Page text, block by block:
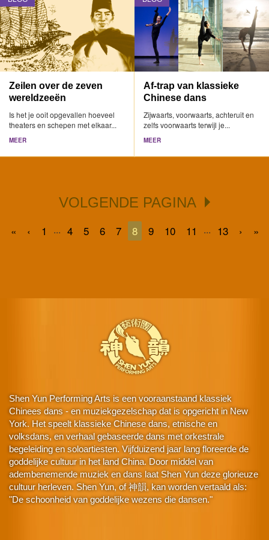
Zeilen over de zeven
wereldzeeën
Is het je ooit opgevallen hoeveel
theaters en schepen met elkaar...
MEER
Af-trap van klassieke
Chinese dans
Zijwaarts, voorwaarts, achteruit en
zelfs voorwaarts terwijl je...
MEER
VOLGENDE PAGINA
« ‹ 1 ... 4 5 6 7 8 9 10 11 ... 13 › »
Shen Yun Performing Arts is een vooraanstaand klassiek
Chinees dans - en muziekgezelschap dat is opgericht in New
York. Het speelt klassieke Chinese dans, etnische en
volksdans, en verhaal gebaseerde dans met orkestrale
begeleiding en soloartiesten. Vijfduizend jaar lang floreerde de
goddelijke cultuur in het land China. Door middel van
adembenemende muziek en dans laat Shen Yun deze glorieuze
cultuur herleven. Shen Yun, of 神韻, kan worden vertaald als:
"De schoonheid van goddelijke wezens die dansen."